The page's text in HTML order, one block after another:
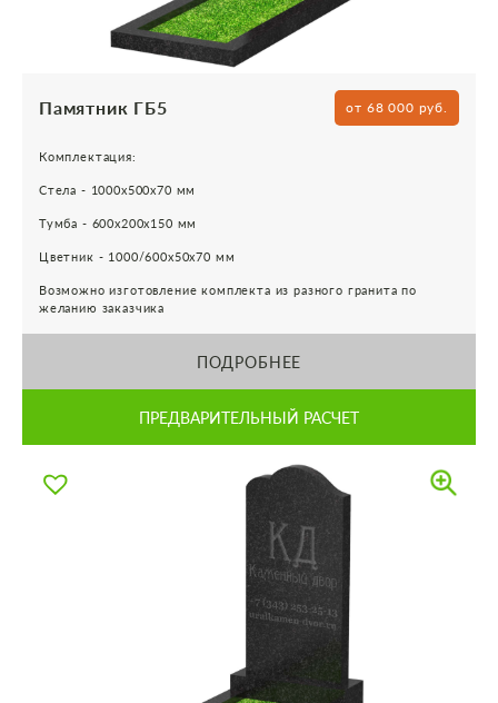
Памятник ГБ5 от 68 000 руб.
Комплектация:
Стела - 1000х500х70 мм
Тумба - 600х200х150 мм
Цветник - 1000/600х50х70 мм
Возможно изготовление комплекта из разного гранита по
желанию заказчика
ПОДРОБНЕЕ
ПРЕДВАРИТЕЛЬНЫЙ РАСЧЕТ